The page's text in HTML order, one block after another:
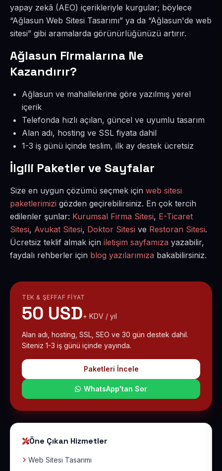
yapay zekâ (AEO) içerikleriyle kurgular; böylece
“Ağlasun Web Sitesi Tasarımı” ya da “Ağlasun'de web
sitesi” gibi aramalarda görünürlüğünüzü artırır.
Ağlasun Firmalarına Ne
Kazandırır?
Ağlasun ve mahallelerine göre yazılmış yerel
içerik
Telefonda hızlı açılan, güncel ve uyumlu tasarım
Alan adı, hosting ve SSL fiyata dahil
1-3 iş günü içinde teslim, ilk ay destek ücretsiz
İlgili Paketler ve Sayfalar
Size en uygun çözümü seçmek için web sitesi
paketlerimizi gözden geçirebilirsiniz. En çok tercih
edilenler şunlar: Kurumsal Firma Sitesi, E-Ticaret
Sitesi, Avukat Sitesi, Doktor Sitesi ve Restoran Sitesi.
Ücretsiz teklif almak için iletişim sayfamıza yazabilir,
faydalı rehberler için blog yazılarımıza bakabilirsiniz.
TEK & ŞEFFAF FIYAT
50 USD+ KDV / yıl
Alan adı, hosting, SSL, SEO ve 30 gün destek dahil.
Siteniz 1-3 iş günü içinde yayında.
Paketleri İncele
WhatsApp'tan Sor
Öne Çıkan Hizmetler
Web Sitesi Tasarımı